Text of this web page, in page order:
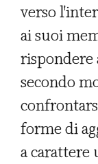
verso
ai suoi
rispondere
secondo
forme di
a carattere